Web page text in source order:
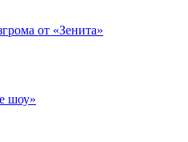
от «Зенита»
шоу»